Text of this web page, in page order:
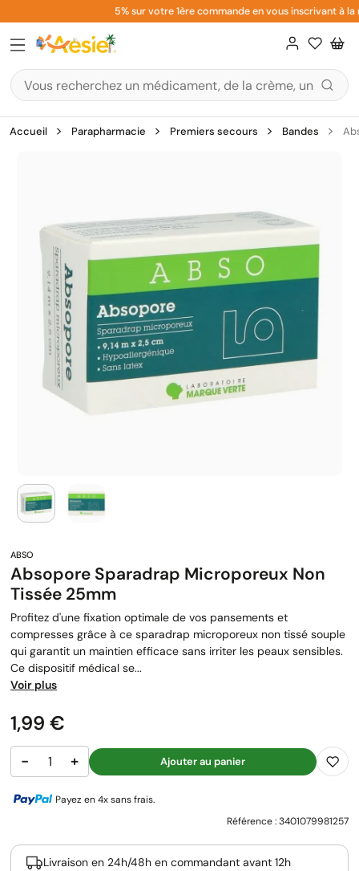
au
contenu
5% sur votre 1ère commande en vous inscrivant à la
Accueil Parapharmacie Premiers secours Bandes
Absopore Sparadrap Microporeux Non
Tissée 25mm
Profitez d'une fixation optimale de vos pansements et
compresses grâce à ce sparadrap microporeux non tissé souple
qui garantit un maintien efficace sans irriter les peaux sensibles.
Ce dispositif médical se...
Voir plus
Prix
1,99 €
− + Ajouter au panier
Payez en 4x sans frais.
Référence :3401079981257
Livraison en 24h/48h en commandant avant 12h